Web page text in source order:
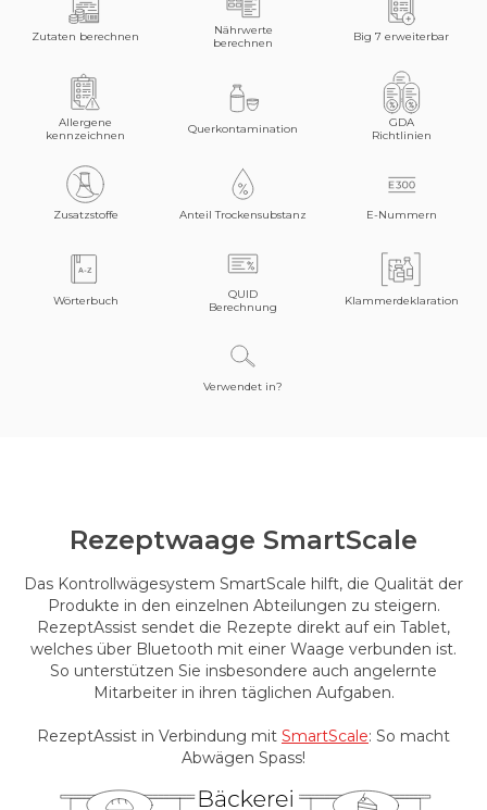
Zutaten berechnen
Nährwerte
berechnen
Big 7 erweiterbar
Allergene
kennzeichnen
Querkontamination
GDA
Richtlinien
Zusatzstoffe Anteil Trockensubstanz E-Nummern
Wörterbuch
QUID
Berechnung
Klammerdeklaration
Verwendet in?
Rezeptwaage SmartScale
Das Kontrollwägesystem SmartScale hilft, die Qualität der
Produkte in den einzelnen Abteilungen zu steigern.
RezeptAssist sendet die Rezepte direkt auf ein Tablet,
welches über Bluetooth mit einer Waage verbunden ist.
So unterstützen Sie insbesondere auch angelernte
Mitarbeiter in ihren täglichen Aufgaben.
RezeptAssist in Verbindung mit SmartScale: So macht
Abwägen Spass!